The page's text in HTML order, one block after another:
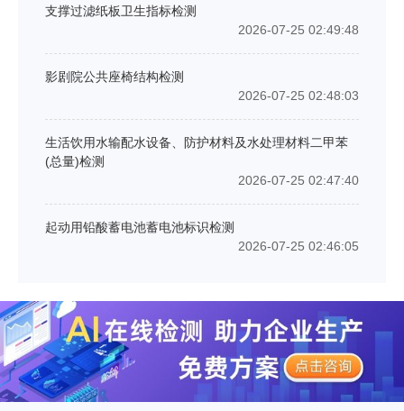
支撑过滤纸板卫生指标检测
2026-07-25 02:49:48
影剧院公共座椅结构检测
2026-07-25 02:48:03
生活饮用水输配水设备、防护材料及水处理材料二甲苯
(总量)检测
2026-07-25 02:47:40
起动用铅酸蓄电池蓄电池标识检测
2026-07-25 02:46:05